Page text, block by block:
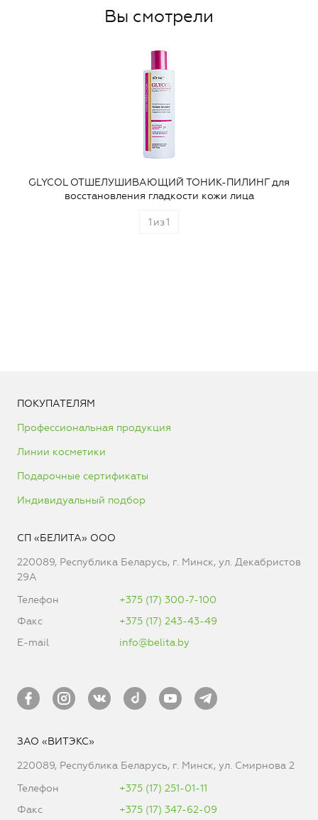
Вы смотрели
GLYCOL ОТШЕЛУШИВАЮЩИЙ ТОНИК-ПИЛИНГ для
восстановления гладкости кожи лица
1 из1
ПОКУПАТЕЛЯМ
Профессиональная продукция
Линии косметики
Подарочные сертификаты
Индивидуальный подбор
СП «БЕЛИТА» ООО
220089, Республика Беларусь, г. Минск, ул. Декабристов
29А
Телефон
+375 (17) 300-7-100
Факс
+375 (17) 243-43-49
E-mail
info@belita.by
ЗАО «ВИТЭКС»
220089, Республика Беларусь, г. Минск, ул. Смирнова 2
Телефон
+375 (17) 251-01-11
Факс
+375 (17) 347-62-09